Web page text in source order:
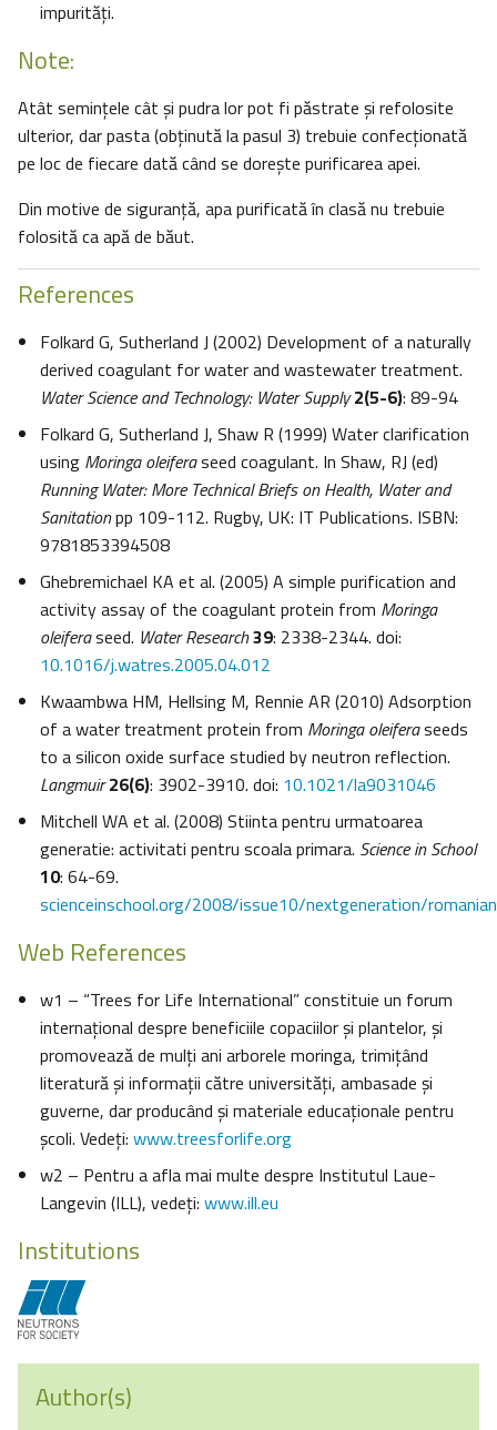
impurităţi.
Note:
Atât seminţele cât şi pudra lor pot fi păstrate şi refolosite
ulterior, dar pasta (obţinută la pasul 3) trebuie confecţionată
pe loc de fiecare dată când se doreşte purificarea apei.
Din motive de siguranţă, apa purificată în clasă nu trebuie
folosită ca apă de băut.
References
Folkard G, Sutherland J (2002) Development of a naturally
derived coagulant for water and wastewater treatment.
Water Science and Technology: Water Supply 2(5-6): 89-94
Folkard G, Sutherland J, Shaw R (1999) Water clarification
using Moringa oleiferaseed coagulant. In Shaw, RJ (ed)
Running Water: More Technical Briefs on Health, Water and
Sanitationpp 109-112. Rugby, UK: IT Publications. ISBN:
9781853394508
Ghebremichael KA et al. (2005) A simple purification and
activity assay of the coagulant protein from Moringa
oleiferaseed. Water Research39: 2338-2344. doi:
10.1016/j.watres.2005.04.012
Kwaambwa HM, Hellsing M, Rennie AR (2010) Adsorption
of a water treatment protein from Moringa oleiferaseeds
to a silicon oxide surface studied by neutron reflection.
Langmuir 26(6): 3902-3910. doi: 10.1021/la9031046
Mitchell WA et al. (2008) Stiinta pentru urmatoarea
generatie: activitati pentru scoala primara. Science in School
10: 64-69.
scienceinschool.org/2008/issue10/nextgeneration/romanian
Web References
w1 – “Trees for Life International” constituie un forum
internaţional despre beneficiile copaciilor şi plantelor, şi
promovează de mulţi ani arborele moringa, trimiţând
literatură şi informaţii către universităţi, ambasade şi
guverne, dar producând şi materiale educaţionale pentru
şcoli. Vedeţi: www.treesforlife.org
w2 – Pentru a afla mai multe despre Institutul Laue-
Langevin (ILL), vedeţi: www.ill.eu
Institutions
Author(s)